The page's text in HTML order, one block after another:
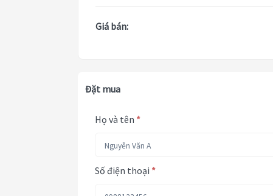
Giá bán:
Đặt mua
Họ và tên *
Số điện thoại *